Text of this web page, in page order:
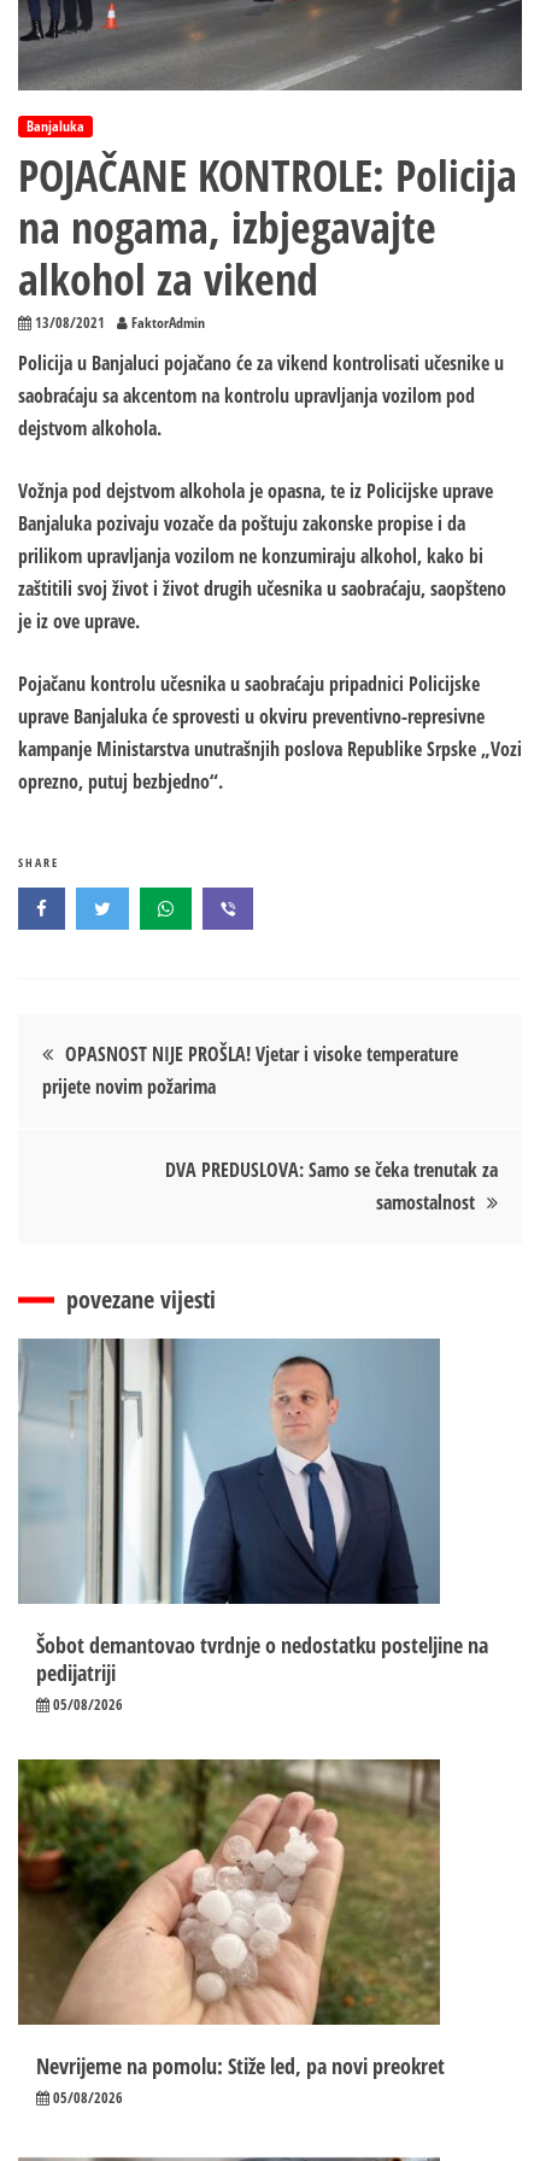
Banjaluka
POJAČANE KONTROLE: Policija
na nogama, izbjegavajte
alkohol za vikend
13/08/2021 FaktorAdmin
Policija u Banjaluci pojačano će za vikend kontrolisati učesnike u
saobraćaju sa akcentom na kontrolu upravljanja vozilom pod
dejstvom alkohola.
Vožnja pod dejstvom alkohola je opasna, te iz Policijske uprave
Banjaluka pozivaju vozače da poštuju zakonske propise i da
prilikom upravljanja vozilom ne konzumiraju alkohol, kako bi
zaštitili svoj život i život drugih učesnika u saobraćaju, saopšteno
je iz ove uprave.
Pojačanu kontrolu učesnika u saobraćaju pripadnici Policijske
uprave Banjaluka će sprovesti u okviru preventivno-represivne
kampanje Ministarstva unutrašnjih poslova Republike Srpske „Vozi
oprezno, putuj bezbjedno“.
SHARE
Кретање
чланка
OPASNOST NIJE PROŠLA! Vjetar i visoke temperature
prijete novim požarima
DVA PREDUSLOVA: Samo se čeka trenutak za
samostalnost
povezane vijesti
Šobot demantovao tvrdnje o nedostatku posteljine na
pedijatriji
05/08/2026
Nevrijeme na pomolu: Stiže led, pa novi preokret
05/08/2026